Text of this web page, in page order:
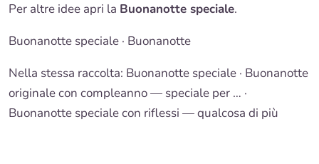
Per altre idee apri la Buonanotte speciale.
Buonanotte speciale · Buonanotte
Nella stessa raccolta: Buonanotte speciale · Buonanotte
originale con compleanno — speciale per … ·
Buonanotte speciale con riflessi — qualcosa di più